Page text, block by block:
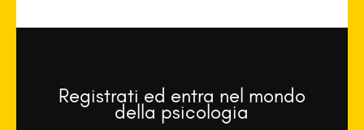
Registrati ed entra nel mondo
della psicologia